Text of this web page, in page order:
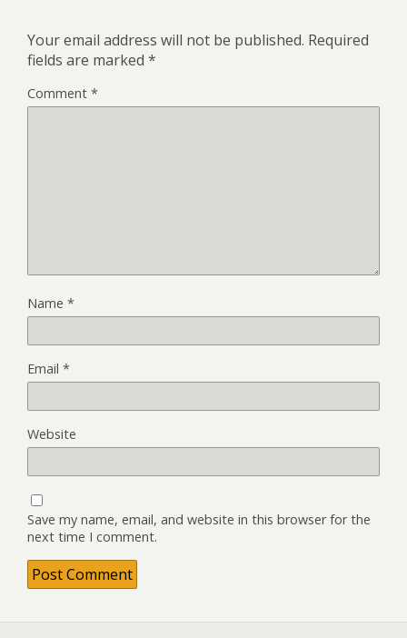
Your email address will not be published. Required
fields are marked *
Comment *
Name *
Email *
Website
Save my name, email, and website in this browser for the
next time I comment.